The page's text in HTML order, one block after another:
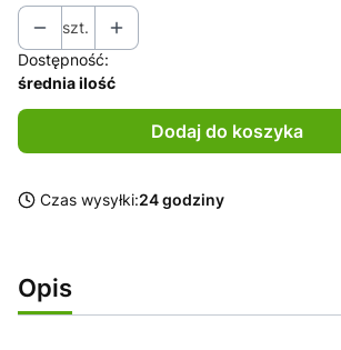
szt.
Dostępność:
średnia ilość
Dodaj do koszyka
Czas wysyłki:24 godziny
Opis